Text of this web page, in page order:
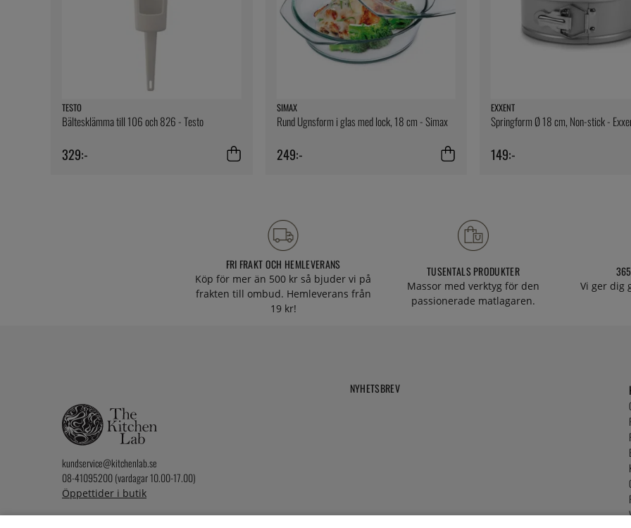
TESTO
Bältesklämma till 106 och 826 - Testo
329:-
SIMAX
Rund Ugnsform i glas med lock, 18 cm - Simax
249:-
EXXENT
Springform Ø 18 cm, Non-stick -
149:-
FRI FRAKT OCH HEMLEVERANS
Köp för mer än 500 kr så bjuder vi på
frakten till ombud. Hemleverans från
19 kr!
TUSENTALS PRODUKTER
Massor med verktyg för den
passionerade matlagaren.
Vi ger dig
kundservice@kitchenlab.se
08-41095200 (vardagar 10.00-17.00)
Öppettider i butik
NYHETSBREV